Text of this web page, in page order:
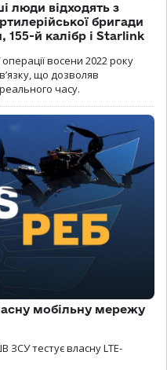
люди відходять з
бригади
й калібр і Starlink
восени 2022 року
що дозволяв
часу.
мобільну мережу
тестує власну LTE-